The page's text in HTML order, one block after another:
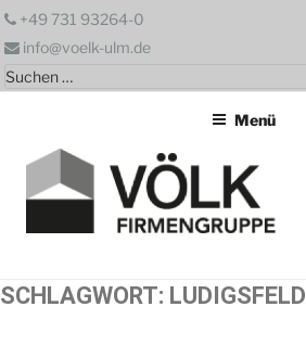
Zum
springen
+49 731 93264-0
info@voelk-ulm.de
Suchen
nach:
Menü
SCHLAGWORT: LUDIGSFELD